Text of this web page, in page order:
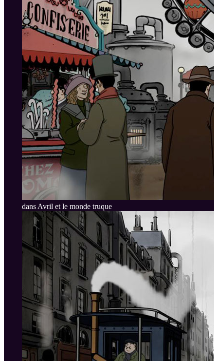
dans Avril et le monde truque